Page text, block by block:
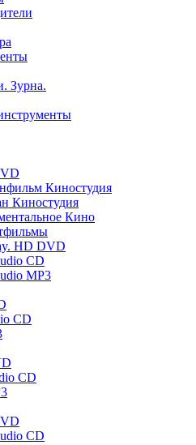
Зурна.
Киностудия
Киностудия
Кино
HD DVD
CD
MP3
CD
CD
CD